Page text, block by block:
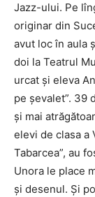
Jazz-ului. Pe
originar din
avut loc în aula
doi la Teatrul
urcat și eleva
pe șevalet”. 39
și mai
elevi de clasa a
Tabarcea”, au
Unora le place
și desenul. Și